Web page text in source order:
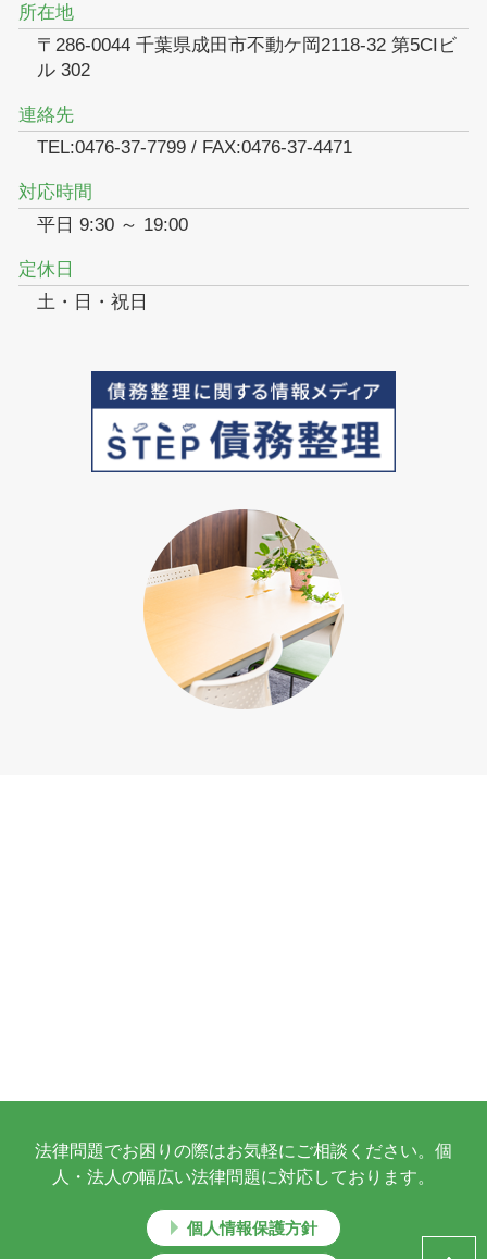
所在地
〒286-0044 千葉県成田市不動ケ岡2118-32 第5CIビ
ル 302
連絡先
TEL:0476-37-7799 / FAX:0476-37-4471
対応時間
平日 9:30 ～ 19:00
定休日
土・日・祝日
法律問題でお困りの際はお気軽にご相談ください。個
人・法人の幅広い法律問題に対応しております。
個人情報保護方針